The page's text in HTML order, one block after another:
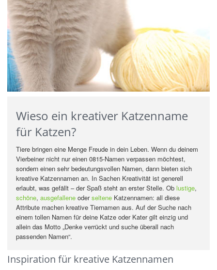
Wieso ein kreativer Katzenname
für Katzen?
Tiere bringen eine Menge Freude in dein Leben. Wenn du deinem
Vierbeiner nicht nur einen 0815-Namen verpassen möchtest,
sondern einen sehr bedeutungsvollen Namen, dann bieten sich
kreative Katzennamen an. In Sachen Kreativität ist generell
erlaubt, was gefällt – der Spaß steht an erster Stelle. Ob lustige,
schöne, ausgefallene oderseltene Katzennamen: all diese
Attribute machen kreative Tiernamen aus. Auf der Suche nach
einem tollen Namen für deine Katze oder Kater gilt einzig und
allein das Motto „Denke verrückt und suche überall nach
passenden Namen“.
Inspiration für kreative Katzennamen